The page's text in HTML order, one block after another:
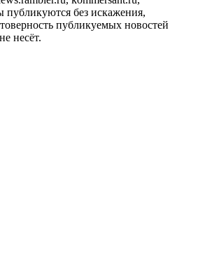
публикуются без искажения,
публикуемых новостей
несёт.